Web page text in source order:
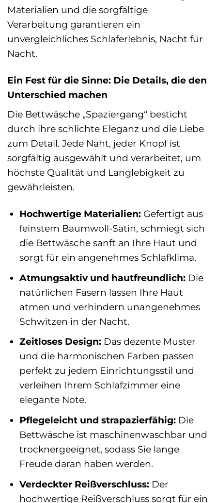
Materialien und die sorgfältige
Verarbeitung garantieren ein
unvergleichliches Schlaferlebnis, Nacht für
Nacht.
Ein Fest für die Sinne: Die Details, die den
Unterschied machen
Die Bettwäsche „Spaziergang“ besticht
durch ihre schlichte Eleganz und die Liebe
zum Detail. Jede Naht, jeder Knopf ist
sorgfältig ausgewählt und verarbeitet, um
höchste Qualität und Langlebigkeit zu
gewährleisten.
Hochwertige Materialien: Gefertigt aus
feinstem Baumwoll-Satin, schmiegt sich
die Bettwäsche sanft an Ihre Haut und
sorgt für ein angenehmes Schlafklima.
Atmungsaktiv und hautfreundlich: Die
natürlichen Fasern lassen Ihre Haut
atmen und verhindern unangenehmes
Schwitzen in der Nacht.
Zeitloses Design: Das dezente Muster
und die harmonischen Farben passen
perfekt zu jedem Einrichtungsstil und
verleihen Ihrem Schlafzimmer eine
elegante Note.
Pflegeleicht und strapazierfähig: Die
Bettwäsche ist maschinenwaschbar und
trocknergeeignet, sodass Sie lange
Freude daran haben werden.
Verdeckter Reißverschluss: Der
hochwertige Reißverschluss sorgt für ein